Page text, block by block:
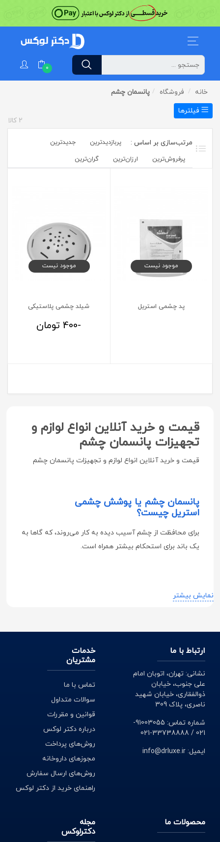
0
خانه فروشگاه
پانسمان چشم
فیلترها
2 کالا
پربازدیدترین
جدیدترین
پرفروش‌ترین‌
ارزان‌ترین گران‌ترین
موجود نیست
پد چشمی استریل
موجود نیست
شیلد چشمی پلاستیکی
-400 تومان
قیمت و خرید آنلاین انواع لوازم و
تجهیزات پانسمان چشم
قیمت و خرید آنلاین انواع لوازم و تجهیزات پانسمان چشم
پانسمان چشم یا پوشش‌ چشمی‌
استریل چیست؟
برای‌ محافظت‌ از چشم‌ آسیب‌ دیده‌ به‌ کار می‌روند، که گاها به
یک باند برای استحکام بیشتر همراه است.
انجام دهیم؟
تجهیزات و لوازم پانسمان چشم را پیدا کنید. کارشناسان ما در
دکتر لوکس همراه شما در انتخاب محصول مورد نظر هستند،
در دکتر لوکس شما میتوانید ارزان ترین قیمت‌ها را پیدا کنید
و از مزایای دیگر ارسال رایگان و پرداخت درب منزل استفاده
کنید.
نمایش بیشتر
ارتباط با ما
نشانی: تهران، اتوبان امام
علی جنوب، خیابان
ذوالفقاری، خیابان شهید
ناصری، پلاک 309
شماره تماس: 91003055-
021 / 33738888-021
ایمیل: info@drluxe.ir
خدمات
مشتریان
تماس با ما
سوالات متداول
قوانین و مقررات
درباره دکتر لوکس
روش‌های پرداخت
مجوزهای داروخانه
روش‌های ارسال سفارش
راهنمای خرید از دکتر لوکس
محصولات ما
مجله
دکترلوکس